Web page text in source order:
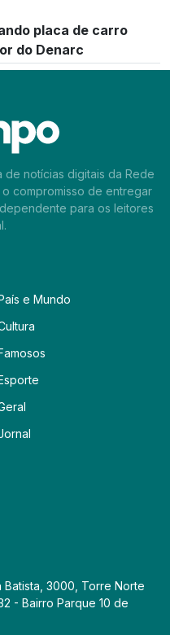
placa de carro
do Denarc
de notícias digitais da Rede
o compromisso de entregar
para os leitores
e Mundo
Batista, 3000, Torre Norte
- Bairro Parque 10 de